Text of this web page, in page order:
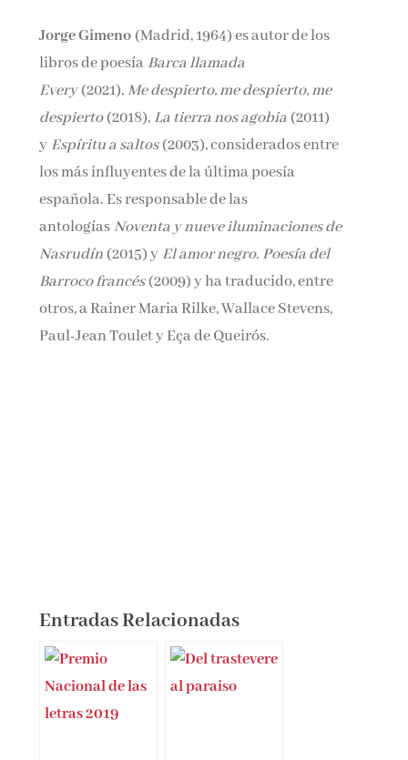
Jorge Gimeno (Madrid, 1964) es autor de los
libros de poesía Barca llamada
Every(2021),Me despierto, me despierto, me
despierto(2018), La tierra nos agobia (2011)
y Espíritu a saltos(2003), considerados entre
los más influyentes de la última poesía
española. Es responsable de las
antologíasNoventa y nueve iluminaciones de
Nasrudín (2015) y El amor negro. Poesía del
Barroco francés(2009) y ha traducido, entre
otros, a Rainer Maria Rilke, Wallace Stevens,
Paul-Jean Toulet y Eça de Queirós.
Entradas Relacionadas